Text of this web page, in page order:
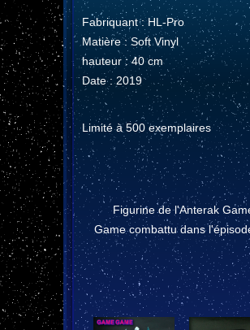
Fabriquant : HL-Pro
Matière : Soft Vinyl
hauteur : 40 cm
Date : 2019
Limité à 500 exemplaires
Figurine de l'Anterak
Game combattu dans